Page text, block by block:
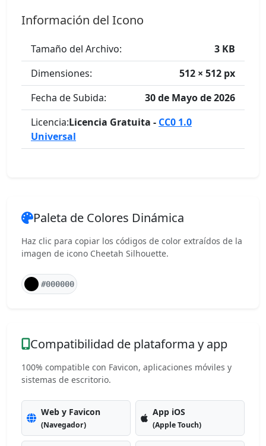
Información del Icono
Tamaño del Archivo:
3 KB
Dimensiones:
512 × 512 px
Fecha de Subida:
30 de Mayo de 2026
Licencia:Licencia Gratuita - CC0 1.0
Universal
Paleta de Colores Dinámica
Haz clic para copiar los códigos de color extraídos de la
imagen de icono Cheetah Silhouette.
#000000
Compatibilidad de plataforma y app
100% compatible con Favicon, aplicaciones móviles y
sistemas de escritorio.
Web y Favicon
(Navegador)
App iOS
(Apple Touch)